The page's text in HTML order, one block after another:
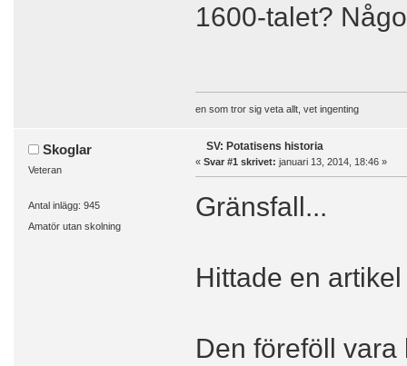
1600-talet?
en som tror sig veta allt, vet ingenting
Skoglar
Veteran
Antal inlägg: 945
Amatör utan skolning
SV: Potatisens historia
« Svar #1 skrivet: januari 13, 2014, 18:46 »
Gränsfall...
Hittade en
Den föreföll